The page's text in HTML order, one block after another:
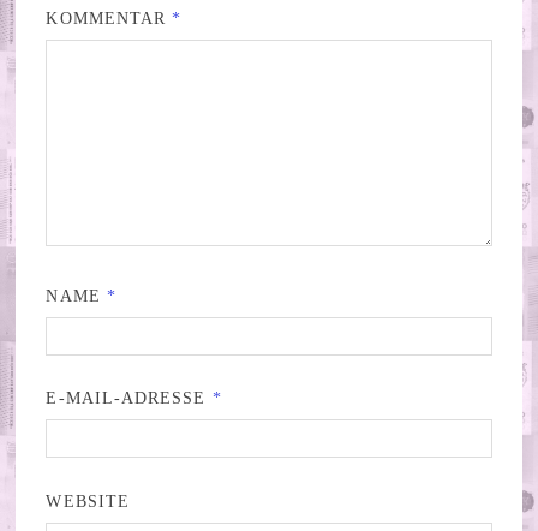
KOMMENTAR *
NAME *
E-MAIL-ADRESSE *
WEBSITE